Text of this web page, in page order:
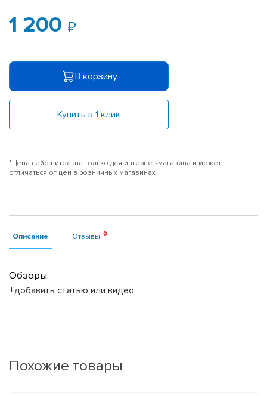
1 200
В корзину
Купить в 1 клик
*Цена действительна только для интернет-магазина и может
отличаться от цен в розничных магазинах
Описание Отзывы
Обзоры:
+добавить статью или видео
Похожие товары